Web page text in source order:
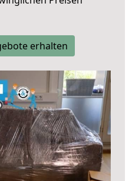
erhalten